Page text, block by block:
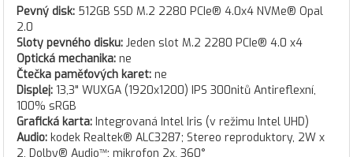
Pevný disk: 512GB SSD M.2 2280 PCIe® 4.0x4 NVMe® Opal
2.0
Sloty pevného disku: Jeden slot M.2 2280 PCIe® 4.0 x4
Optická mechanika: ne
Čtečka paměťových karet: ne
Displej: 13,3" WUXGA (1920x1200) IPS 300nitů Antireflexní,
100% sRGB
Grafická karta: Integrovaná Intel Iris (v režimu Intel UHD)
Audio: kodek Realtek® ALC3287; Stereo reproduktory, 2W x
2, Dolby® Audio™; mikrofon 2x, 360°